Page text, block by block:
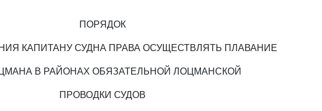
ПОРЯДОК
КАПИТАНУ СУДНА ПРАВА ОСУЩЕСТВЛЯТЬ ПЛАВАНИЕ
В РАЙОНАХ ОБЯЗАТЕЛЬНОЙ ЛОЦМАНСКОЙ
ПРОВОДКИ СУДОВ